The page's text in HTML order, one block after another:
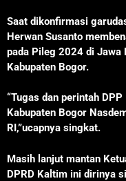
Saat dikonfirmasi
Herwan Susanto
pada Pileg 2024 di Jawa
Kabupaten Bogor.
“Tugas dan perintah
Kabupaten Bogor
RI,”ucapnya singkat.
Masih lanjut mantan
DPRD Kaltim ini dirinya